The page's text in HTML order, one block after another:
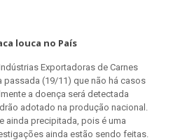
louca no País
Exportadoras de Carnes
passada (19/11) que não há casos
a doença será detectada
adotado na produção nacional.
ainda precipitada, pois é uma
ainda estão sendo feitas.